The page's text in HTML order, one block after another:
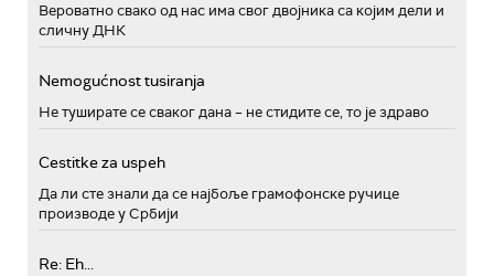
Вероватно свако од нас има свог двојника са којим дели и
сличну ДНК
Nemogućnost tusiranja
Не туширате се сваког дана – не стидите се, то је здраво
Cestitke za uspeh
Да ли сте знали да се најбоље грамофонске ручице
производе у Србији
Re: Eh...